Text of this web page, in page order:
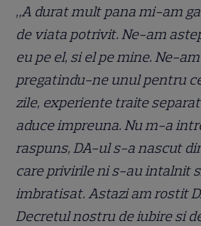
„A durat mult pana mi-am
de viata potrivit. Ne-am
eu pe el, si el pe mine. Ne-
pregatindu-ne unul pentru
zile, experiente traite
aduce impreuna. Nu m-a
raspuns, DA-ul s-a nascut
care privirile ni s-au intalnit
imbratisat. Astazi am rostit
Decretul nostru de iubire si